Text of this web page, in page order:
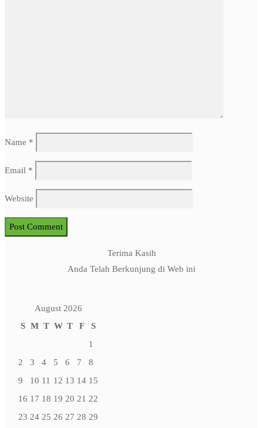
Name *
Email *
Website
Terima Kasih
Anda Telah Berkunjung di Web ini
August 2026
S M T W T F
S
1
2
3 4 5 6 7
8
9
10 11 12 13 14 15
16 17 18 19 20 21 22
23 24 25 26 27 28 29